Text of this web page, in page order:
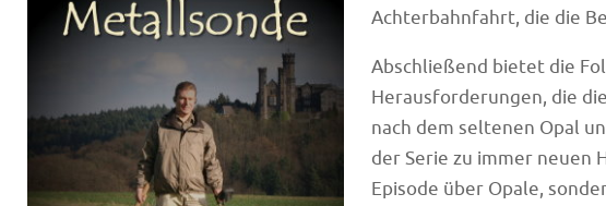
Achterbahnfahrt, die die
Abschließend bietet die
Herausforderungen, die
nach dem seltenen Opal
der Serie zu immer neuen
Episode über Opale,